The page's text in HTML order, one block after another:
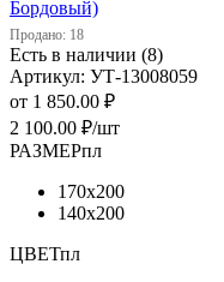
Бордовый)
Продано: 18
Есть в наличии (8)
Артикул: УТ-13008059
от 1 850.00 ₽
2 100.00 ₽/шт
РАЗМЕРпл
170х200
140х200
ЦВЕТпл